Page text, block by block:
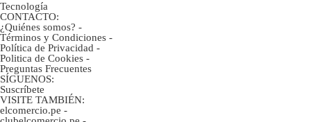
Tecnología
CONTACTO:
¿Quiénes somos? -
Términos y Condiciones -
Política de Privacidad -
Politica de Cookies -
Preguntas Frecuentes
SÍGUENOS:
Suscríbete
VISITE TAMBIÉN:
elcomercio.pe -